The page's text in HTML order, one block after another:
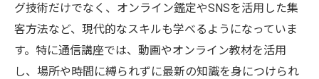
グ技術だけでなく、オンライン鑑定やSNSを活用した集
客方法など、現代的なスキルも学べるようになっていま
す。特に通信講座では、動画やオンライン教材を活用
し、場所や時間に縛られずに最新の知識を身につけられ